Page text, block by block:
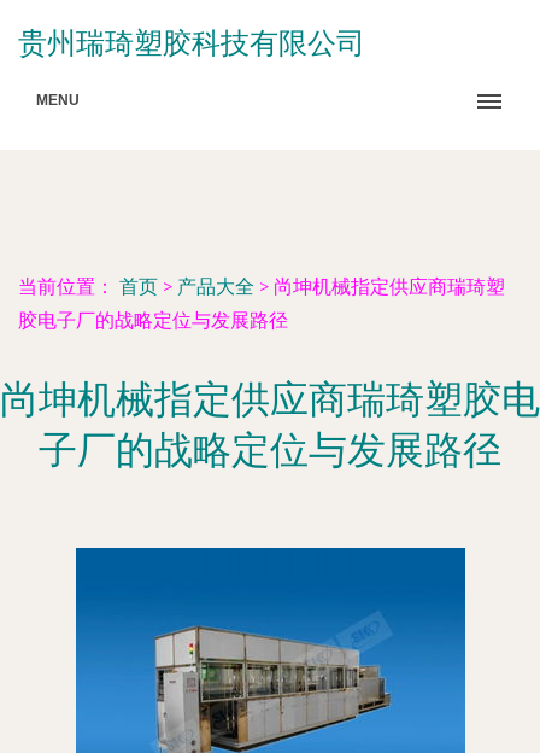
贵州瑞琦塑胶科技有限公司
MENU
当前位置： 首页 > 产品大全 > 尚坤机械指定供应商瑞琦塑
胶电子厂的战略定位与发展路径
尚坤机械指定供应商瑞琦塑胶电
子厂的战略定位与发展路径